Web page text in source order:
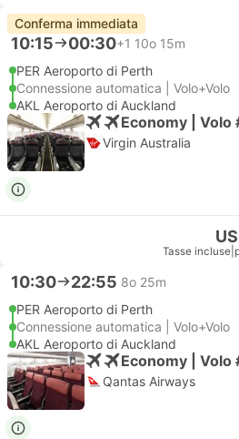
Conferma immediata
10:15 00:30+1 10o 15m
PER Aeroporto di Perth
Connessione automatica | Volo+Volo
AKL Aeroporto di Auckland
Economy | Volo
Virgin Australia
Tasse incluse
10:30 22:55 8o 25m
PER Aeroporto di Perth
Connessione automatica | Volo+Volo
AKL Aeroporto di Auckland
Economy | Volo
Qantas Airways